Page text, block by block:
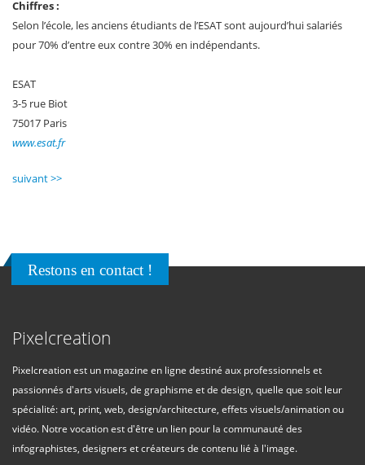
Chiffres :
Selon l’école, les anciens étudiants de l’ESAT sont aujourd’hui salariés
pour 70% d’entre eux contre 30% en indépendants.
ESAT
3-5 rue Biot
75017 Paris
www.esat.fr
suivant >>
Restons en contact !
Pixelcreation
Pixelcreation est un magazine en ligne destiné aux professionnels et
passionnés d'arts visuels, de graphisme et de design, quelle que soit leur
spécialité: art, print, web, design/architecture, effets visuels/animation ou
vidéo. Notre vocation est d'être un lien pour la communauté des
infographistes, designers et créateurs de contenu lié à l'image.